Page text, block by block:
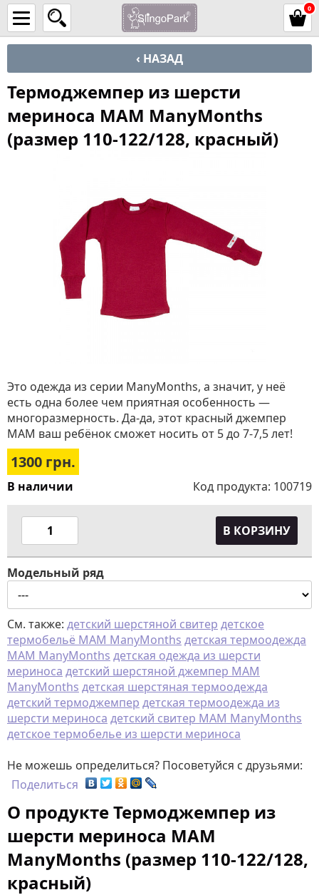
0
‹ НАЗАД
Термоджемпер из шерсти
мериноса MAM ManyMonths
(размер 110-122/128, красный)
Это одежда из серии ManyMonths, а значит, у неё
есть одна более чем приятная особенность —
многоразмерность. Да-да, этот красный джемпер
МАМ ваш ребёнок сможет носить от 5 до 7-7,5 лет!
1300 грн.
В наличии Код продукта: 100719
В КОРЗИНУ
Модельный ряд
См. также: детский шерстяной свитер детское
термобельё MAM ManyMonths детская термоодежда
MAM ManyMonths детская одежда из шерсти
мериноса детский шерстяной джемпер MAM
ManyMonths детская шерстяная термоодежда
детский термоджемпер детская термоодежда из
шерсти мериноса детский свитер MAM ManyMonths
детское термобелье из шерсти мериноса
Не можешь определиться? Посоветуйся с друзьями:
Поделиться
О продукте Термоджемпер из
шерсти мериноса MAM
ManyMonths (размер 110-122/128,
красный)